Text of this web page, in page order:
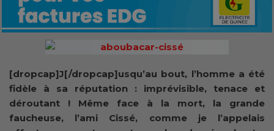
[dropcap]J[/dropcap]usqu’au bout, l’homme a été
fidèle à sa réputation : imprévisible, tenace et
déroutant ! Même face à la mort, la grande
faucheuse, l’ami Cissé, comme je l’appelais